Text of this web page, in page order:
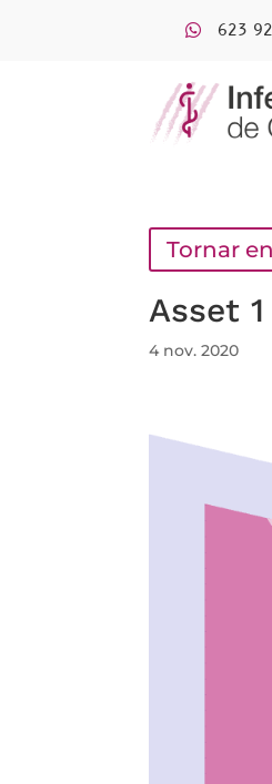
623
Tornar
Asset 1
4 nov. 2020